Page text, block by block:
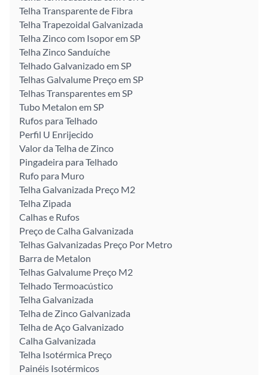
Telha Transparente de Fibra
Telha Trapezoidal Galvanizada
Telha Zinco com Isopor em SP
Telha Zinco Sanduíche
Telhado Galvanizado em SP
Telhas Galvalume Preço em SP
Telhas Transparentes em SP
Tubo Metalon em SP
Rufos para Telhado
Perfil U Enrijecido
Valor da Telha de Zinco
Pingadeira para Telhado
Rufo para Muro
Telha Galvanizada Preço M2
Telha Zipada
Calhas e Rufos
Preço de Calha Galvanizada
Telhas Galvanizadas Preço Por Metro
Barra de Metalon
Telhas Galvalume Preço M2
Telhado Termoacústico
Telha Galvanizada
Telha de Zinco Galvanizada
Telha de Aço Galvanizado
Calha Galvanizada
Telha Isotérmica Preço
Painéis Isotérmicos